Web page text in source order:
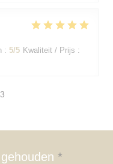
: 5/5 Kwaliteit / Prijs :
3
*